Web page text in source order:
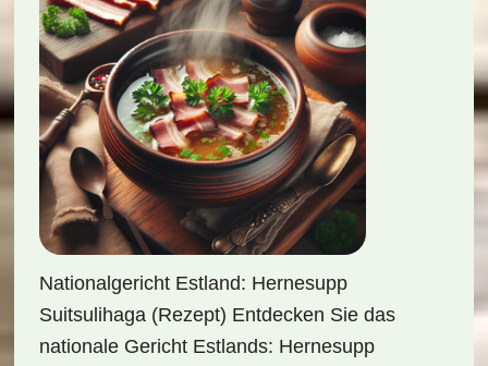
Nationalgericht Estland: Hernesupp
Suitsulihaga (Rezept) Entdecken Sie das
nationale Gericht Estlands: Hernesupp